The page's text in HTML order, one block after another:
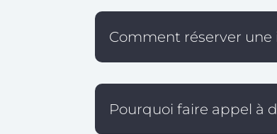
Comment réserver
Pourquoi faire appel à